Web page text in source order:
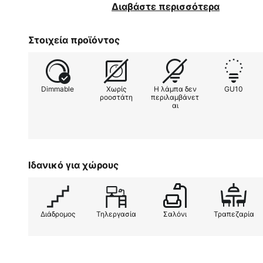
στοχευμένος φωτισμός στην
πολλά μοντέρνα στυλ διαβίωσης
ακροδέκτη ταχείας σύνδεσης
και χωρίς εργαλεία μηχανισμός
Διαβάστε περισσότερα
Στοιχεία προϊόντος
Dimmable
Χωρίς
ροοστάτη
Η λάμπα δεν
περιλαμβάνετ
αι
GU10
Ιδανικό για χώρους
Διάδρομος Τηλεργασία Σαλόνι Τραπεζαρία